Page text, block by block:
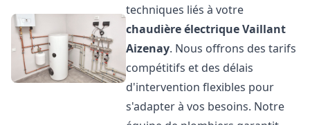
techniques liés à votre
chaudière électrique Vaillant
Aizenay. Nous offrons des tarifs
compétitifs et des délais
d'intervention flexibles pour
s'adapter à vos besoins. Notre